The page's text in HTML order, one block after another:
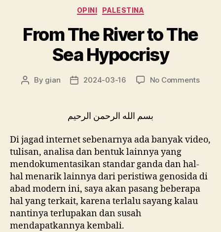
Categories
OPINI PALESTINA
From The River to The
Sea Hypocrisy
Post
By gian
Post2024-03-16 No Commentson
Sea
بسم الله الرحمن الرحيم
Di jagad internet sebenarnya ada banyak video,
tulisan, analisa dan bentuk lainnya yang
mendokumentasikan standar ganda dan hal-
hal menarik lainnya dari peristiwa genosida di
abad modern ini, saya akan pasang beberapa
hal yang terkait, karena terlalu sayang kalau
nantinya terlupakan dan susah
mendapatkannya kembali.